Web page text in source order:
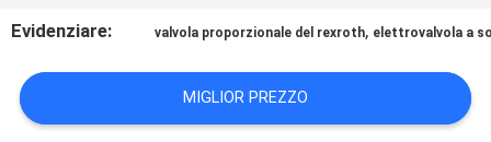
MAPPA
DEL
SITO
Evidenziare: valvola proporzionale del rexroth, elettrovalvola a
MIGLIOR PREZZO